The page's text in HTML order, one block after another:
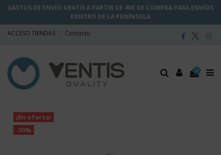
GASTOS DE ENVÍO GRATIS A PARTIR DE 40€ DE COMPRA PARA ENVÍOS
DENTRO DE LA PENÍNSULA
ACCESO TIENDAS Contacto
0
¡En oferta!
-30%